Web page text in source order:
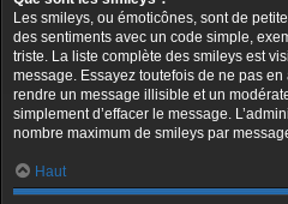
Les smileys, ou émoticônes, sont de
des sentiments avec un code simple,
triste. La liste complète des smileys est
message. Essayez toutefois de ne pas
rendre un message illisible et un
simplement d’effacer le message.
nombre maximum de smileys par
Haut